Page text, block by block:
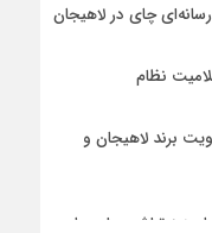
چای در لاهیجان
نظام
برند لاهیجان و
هزینه‌تراشی برای چای